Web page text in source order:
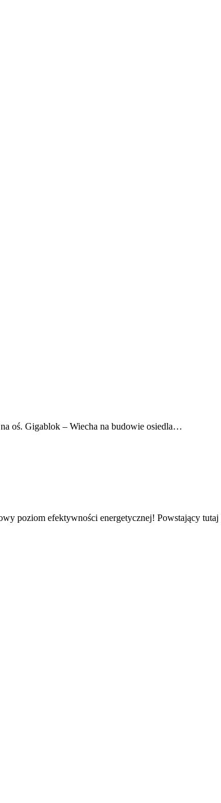
oś. Gigablok – Wiecha na budowie osiedla…
poziom efektywności energetycznej! Powstający